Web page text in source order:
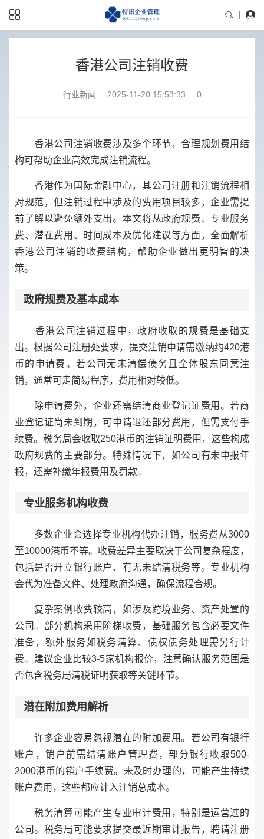
香港公司注销收费
行业新闻 2025-11-20 15:53:33 0
香港公司注销收费涉及多个环节，合理规划费用结
构可帮助企业高效完成注销流程。
香港作为国际金融中心，其公司注册和注销流程相
对规范，但注销过程中涉及的费用项目较多，企业需提
前了解以避免额外支出。本文将从政府规费、专业服务
费、潜在费用、时间成本及优化建议等方面，全面解析
香港公司注销的收费结构，帮助企业做出更明智的决
策。
政府规费及基本成本
香港公司注销过程中，政府收取的规费是基础支
出。根据公司注册处要求，提交注销申请需缴纳约420港
币的申请费。若公司无未清偿债务且全体股东同意注
销，通常可走简易程序，费用相对较低。
除申请费外，企业还需结清商业登记证费用。若商
业登记证尚未到期，可申请退还部分费用，但需支付手
续费。税务局会收取250港币的注销证明费用，这些构成
政府规费的主要部分。特殊情况下，如公司有未申报年
报，还需补缴年报费用及罚款。
专业服务机构收费
多数企业会选择专业机构代办注销，服务费从3000
至10000港币不等。收费差异主要取决于公司复杂程度，
包括是否开立银行账户、有无未结清税务等。专业机构
会代为准备文件、处理政府沟通，确保流程合规。
复杂案例收费较高，如涉及跨境业务、资产处置的
公司。部分机构采用阶梯收费，基础服务包含必要文件
准备，额外服务如税务清算、债权债务处理需另行计
费。建议企业比较3-5家机构报价，注意确认服务范围是
否包含税务局清税证明获取等关键环节。
潜在附加费用解析
许多企业容易忽视潜在的附加费用。若公司有银行
账户，销户前需结清账户管理费，部分银行收取500-
2000港币的销户手续费。未及时办理的，可能产生持续
账户费用，这些都应计入注销总成本。
税务清算可能产生专业审计费用，特别是运营过的
公司。税务局可能要求提交最近期审计报告，聘请注册